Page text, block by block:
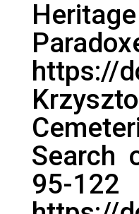
https://
Search